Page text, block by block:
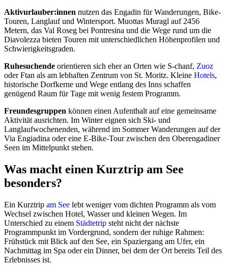
Aktivurlauber:innen nutzen das Engadin für Wanderungen, Bike-
Touren, Langlauf und Wintersport. Muottas Muragl auf 2456
Metern, das Val Roseg bei Pontresina und die Wege rund um die
Diavolezza bieten Touren mit unterschiedlichen Höhenprofilen und
Schwierigkeitsgraden.
Ruhesuchende orientieren sich eher an Orten wie S-chanf, Zuoz
oder Ftan als am lebhaften Zentrum von St. Moritz. Kleine Hotels,
historische Dorfkerne und Wege entlang des Inns schaffen
genügend Raum für Tage mit wenig festem Programm.
Freundesgruppen können einen Aufenthalt auf eine gemeinsame
Aktivität ausrichten. Im Winter eignen sich Ski- und
Langlaufwochenenden, während im Sommer Wanderungen auf der
Via Engiadina oder eine E-Bike-Tour zwischen den Oberengadiner
Seen im Mittelpunkt stehen.
Was macht einen Kurztrip am See
besonders?
Ein Kurztrip am See lebt weniger vom dichten Programm als vom
Wechsel zwischen Hotel, Wasser und kleinen Wegen. Im
Unterschied zu einem Städtetrip steht nicht der nächste
Programmpunkt im Vordergrund, sondern der ruhige Rahmen:
Frühstück mit Blick auf den See, ein Spaziergang am Ufer, ein
Nachmittag im Spa oder ein Dinner, bei dem der Ort bereits Teil des
Erlebnisses ist.